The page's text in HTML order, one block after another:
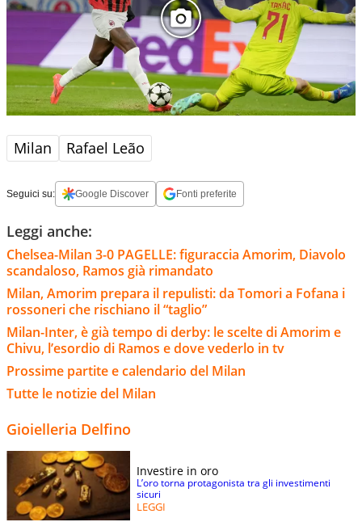
Milan Rafael Leão
Seguici su: Google Discover Fonti preferite
Leggi anche:
Chelsea-Milan 3-0 PAGELLE: figuraccia Amorim, Diavolo
scandaloso, Ramos già rimandato
Milan, Amorim prepara il repulisti: da Tomori a Fofana i
rossoneri che rischiano il “taglio”
Milan-Inter, è già tempo di derby: le scelte di Amorim e
Chivu, l’esordio di Ramos e dove vederlo in tv
Prossime partite e calendario del Milan
Tutte le notizie del Milan
Gioielleria Delfino
Investire in oro
L’oro torna protagonista tra gli investimenti
sicuri
LEGGI